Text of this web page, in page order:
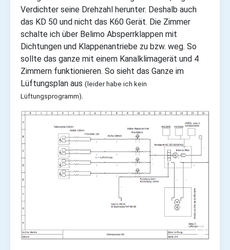
Verdichter seine Drehzahl herunter. Deshalb auch
das KD 50 und nicht das K60 Gerät. Die Zimmer
schalte ich über Belimo Absperrklappen mit
Dichtungen und Klappenantriebe zu bzw. weg. So
sollte das ganze mit einem Kanalklimagerät und 4
Zimmern funktionieren. So sieht das Ganze im
Lüftungsplan aus (leider habe ich kein
Lüftungsprogramm).